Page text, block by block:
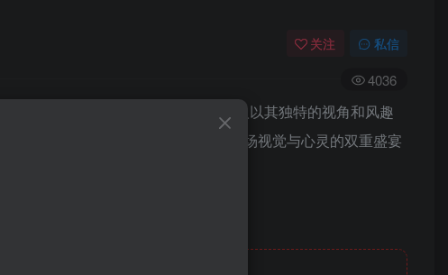
关注 私信
4036
。从日常点滴到创意无限，银蛇大人以其独特的视角和风趣
快来围观，与银蛇大人一同享受这场视觉与心灵的双重盛宴